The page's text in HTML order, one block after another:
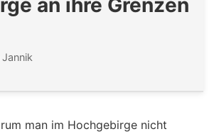
man im Hochgebirge nicht